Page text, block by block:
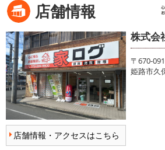
店舗情報
店舗情報・アクセスはこちら
株式会
〒670-
姫路市久